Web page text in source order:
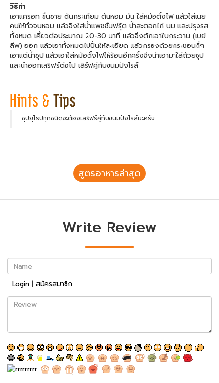
วิธีทำ
เอาแครอท ขื่นชาย ต้นกระเทียม ต้นหอม มัน ใส่หม้อตั้งไฟ แล้วใส่เนย
คนให้ทั่วจนหอม แล้วจึงใส่น้ำแพชชั่นฟรุ๊ต น้ำสะตอกไก่ นม และปรุงรส
ทั้งหมด เคี้ยวต่อประมาณ 20-30 นาที แล้วจึงตักเอาใบกระวาน (เบย์
ลีฟ) ออก แล้วเอาทั้งหมดไปปั่นให้ละเอียด แล้วกรองด้วยกระชอนถี่ๆ
เอาแต่น้ำซุป แล้วเอาใส่หม้อตั้งไฟให้ร้อนอีกครั้งจึงนำเอามาใส่ถ้วยซุป
และนำออกเสริฟร์ต่อไป เสิร์ฟคู่กับขนมปังโรล์
ชุปยุโรปทุกชนิดจะต้องเสริฟร์คู่กับขนมปังโรล์นะครับ
สูตรอาหารล่าสุด
Write Review
Name
Login | สมัครสมาชิก
Review